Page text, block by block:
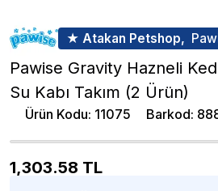
★ Atakan Petshop,
Pawise Gravity Hazneli
Su Kabı Takım (2 Ürün)
Ürün Kodu: 11075 Barkod:
1,303.58 TL